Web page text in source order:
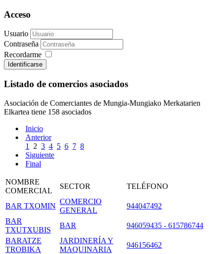
Acceso
Usuario
Contraseña
Recordarme
Identificarse
Listado de comercios asociados
Asociación de Comerciantes de Mungia-Mungiako Merkatarien
Elkartea tiene 158 asociados
Inicio
Anterior
1
2 3 4 5 6 7 8
Siguiente
Final
NOMBRE
COMERCIAL
SECTOR TELÉFONO
BAR TXOMIN
COMERCIO
GENERAL
944047492
BAR
TXUTXUBIS
BAR
946059435 - 615786744
BARATZE
TROBIKA
JARDINERÍA Y
MAQUINARIA
946156462